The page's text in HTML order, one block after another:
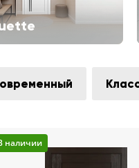
наличии